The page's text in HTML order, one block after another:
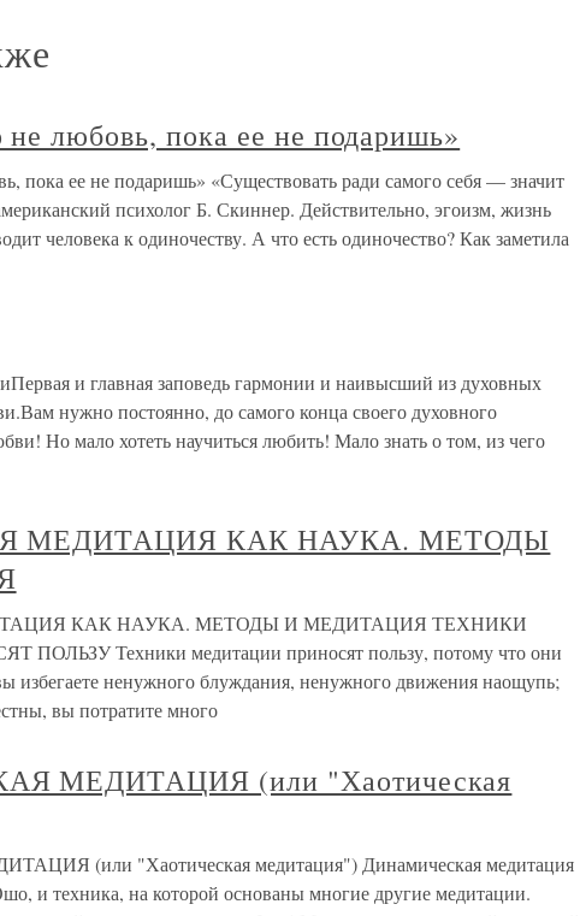
любовь, пока ее не подаришь»
пока ее не подаришь» «Существовать ради самого себя — значит
психолог Б. Скиннер. Действительно, эгоизм, жизнь
человека к одиночеству. А что есть одиночество? Как заметила
и главная заповедь гармонии и наивысший из духовных
нужно постоянно, до самого конца своего духовного
Но мало хотеть научиться любить! Мало знать о том, из чего
МЕДИТАЦИЯ КАК НАУКА. МЕТОДЫ
КАК НАУКА. МЕТОДЫ И МЕДИТАЦИЯ ТЕХНИКИ
Техники медитации приносят пользу, потому что они
избегаете ненужного блуждания, ненужного движения наощупь;
вы потратите много
МЕДИТАЦИЯ (или "Хаотическая
(или "Хаотическая медитация") Динамическая медитация
и техника, на которой основаны многие другие медитации.